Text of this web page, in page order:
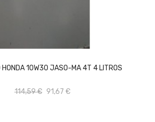
HONDA 10W30 JASO-MA 4T 4 LITROS
114,59 € 91,67 €